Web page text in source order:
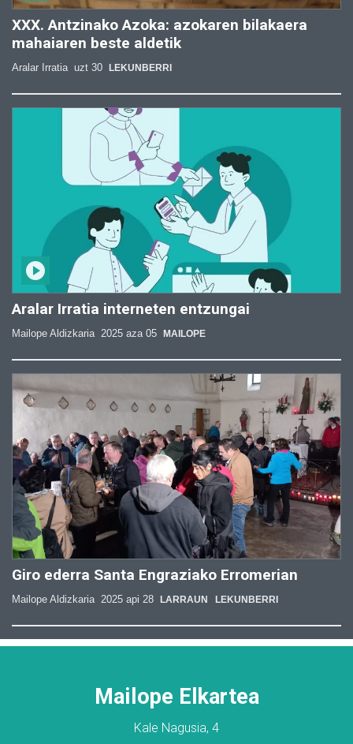
XXX. Antzinako Azoka: azokaren bilakaera
mahaiaren beste aldetik
Aralar Irratia uzt 30 LEKUNBERRI
Aralar Irratia interneten entzungai
Mailope Aldizkaria 2025 aza 05 MAILOPE
Giro ederra Santa Engraziako Erromerian
Mailope Aldizkaria 2025 api 28 LARRAUN LEKUNBERRI
Mailope Elkartea
Kale Nagusia, 4